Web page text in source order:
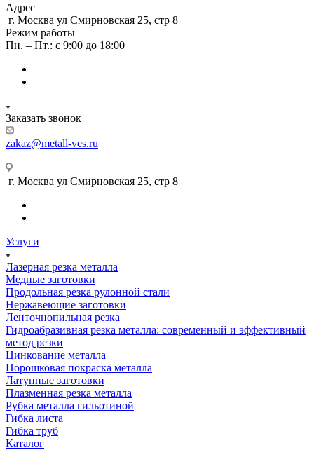
Адрес
г. Москва ул Смирновская 25, стр 8
Режим работы
Пн. – Пт.: с 9:00 до 18:00
Заказать звонок
zakaz@metall-ves.ru
г. Москва ул Смирновская 25, стр 8
Услуги
Лазерная резка металла
Медные заготовки
Продольная резка рулонной стали
Нержавеющие заготовки
Ленточнопильная резка
Гидроабразивная резка металла: современный и эффективный
метод резки
Цинкование металла
Порошковая покраска металла
Латунные заготовки
Плазменная резка металла
Рубка металла гильотиной
Гибка листа
Гибка труб
Каталог